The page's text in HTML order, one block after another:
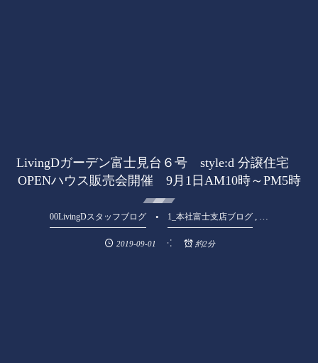
LivingDガーデン富士見台６号 style:d 分譲住宅
OPENハウス販売会開催 9月1日AM10時～PM5時
00LivingDスタッフブログ 1_本社富士支店ブログ
2019-09-01 約2分